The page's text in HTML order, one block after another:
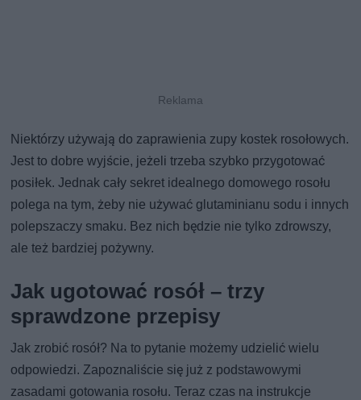
Niektórzy używają do zaprawienia zupy kostek rosołowych.
Jest to dobre wyjście, jeżeli trzeba szybko przygotować
posiłek. Jednak cały sekret idealnego domowego rosołu
polega na tym, żeby nie używać glutaminianu sodu i innych
polepszaczy smaku. Bez nich będzie nie tylko zdrowszy,
ale też bardziej pożywny.
Jak ugotować rosół – trzy
sprawdzone przepisy
Jak zrobić rosół? Na to pytanie możemy udzielić wielu
odpowiedzi. Zapoznaliście się już z podstawowymi
zasadami gotowania rosołu. Teraz czas na instrukcje